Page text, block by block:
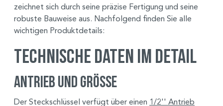
zeichnet sich durch seine präzise Fertigung und seine
robuste Bauweise aus. Nachfolgend finden Sie alle
wichtigen Produktdetails:
Technische Daten im Detail
Antrieb und Größe
Der Steckschlüssel verfügt über einen 1/2'' Antrieb